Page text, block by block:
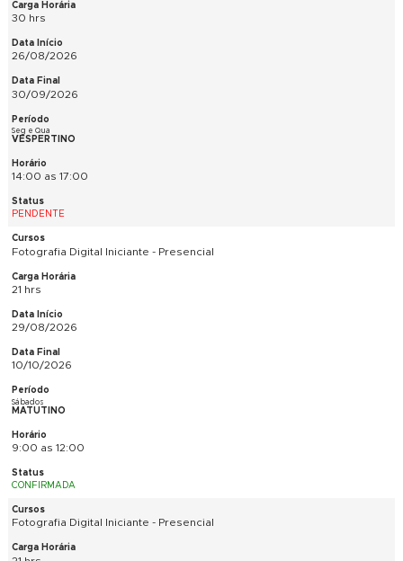
42 hrs
MATUTINO
9:00 as 16:00
PENDENTE
História da Arte - Presencial e EAD Ao Vivo
14/08/2026
02/10/2026
Sextas
MATUTINO
9:00 as 16:00